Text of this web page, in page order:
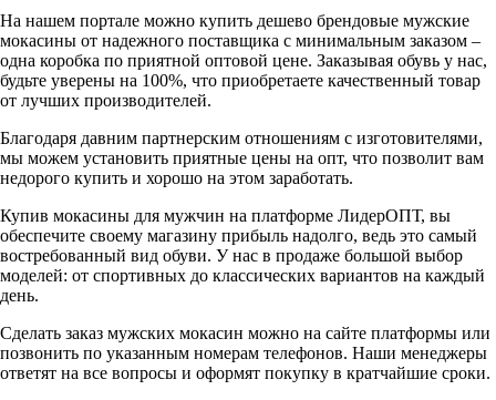
На нашем портале можно купить дешево брендовые мужские
мокасины от надежного поставщика с минимальным заказом –
одна коробка по приятной оптовой цене. Заказывая обувь у нас,
будьте уверены на 100%, что приобретаете качественный товар
от лучших производителей.
Благодаря давним партнерским отношениям с изготовителями,
мы можем установить приятные цены на опт, что позволит вам
недорого купить и хорошо на этом заработать.
Купив мокасины для мужчин на платформе ЛидерОПТ, вы
обеспечите своему магазину прибыль надолго, ведь это самый
востребованный вид обуви. У нас в продаже большой выбор
моделей: от спортивных до классических вариантов на каждый
день.
Сделать заказ мужских мокасин можно на сайте платформы или
позвонить по указанным номерам телефонов. Наши менеджеры
ответят на все вопросы и оформят покупку в кратчайшие сроки.